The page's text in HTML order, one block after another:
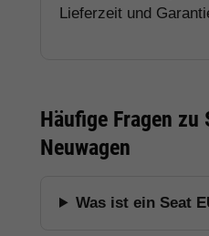
Lieferzeit und
Häufige Fragen zu
Neuwagen
Was ist ein Seat